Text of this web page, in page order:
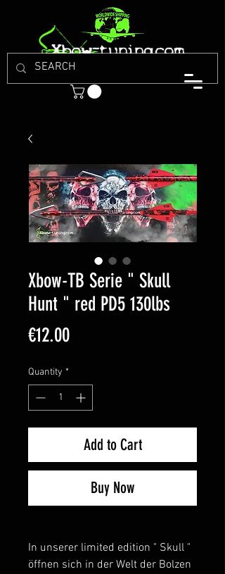
Xbow-TB Serie " Skull
Hunt " red PD5 130lbs
€12.00Price
Quantity *
Add to Cart
Buy Now
In unserer limited edition " Skull "
öffnen sich in der Welt der Bolzen